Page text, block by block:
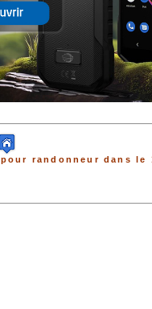
randonneur dans le